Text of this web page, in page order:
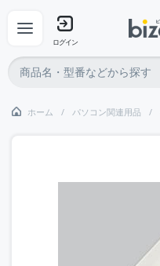
ログイン
ホーム パソコン関連用品